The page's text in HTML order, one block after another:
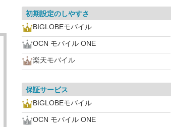
初期設定のしやすさ
BIGLOBEモバイル
OCN モバイル ONE
楽天モバイル
保証サービス
BIGLOBEモバイル
OCN モバイル ONE